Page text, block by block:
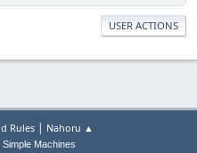
USER ACTIONS
Rules| Nahoru ▲
Simple Machines